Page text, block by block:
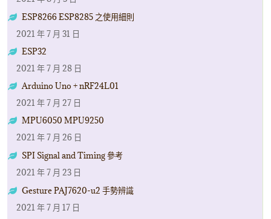
ESP8266 ESP8285 之使用細則
2021 年 7 月 31 日
ESP32
2021 年 7 月 28 日
Arduino Uno + nRF24L01
2021 年 7 月 27 日
MPU6050 MPU9250
2021 年 7 月 26 日
SPI Signal and Timing 參考
2021 年 7 月 23 日
Gesture PAJ7620-u2 手勢辨識
2021 年 7 月 17 日